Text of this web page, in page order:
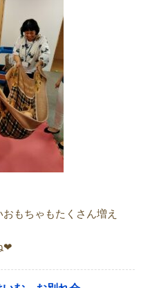
もちゃもたくさん増え
❤